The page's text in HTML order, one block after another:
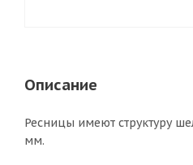
Описание
Ресницы имеют структуру
мм.